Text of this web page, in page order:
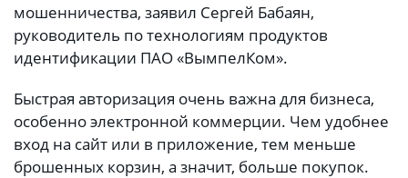
мошенничества, заявил Сергей Бабаян,
руководитель по технологиям продуктов
идентификации ПАО «ВымпелКом».
Быстрая авторизация очень важна для бизнеса,
особенно электронной коммерции. Чем удобнее
вход на сайт или в приложение, тем меньше
брошенных корзин, а значит, больше покупок.